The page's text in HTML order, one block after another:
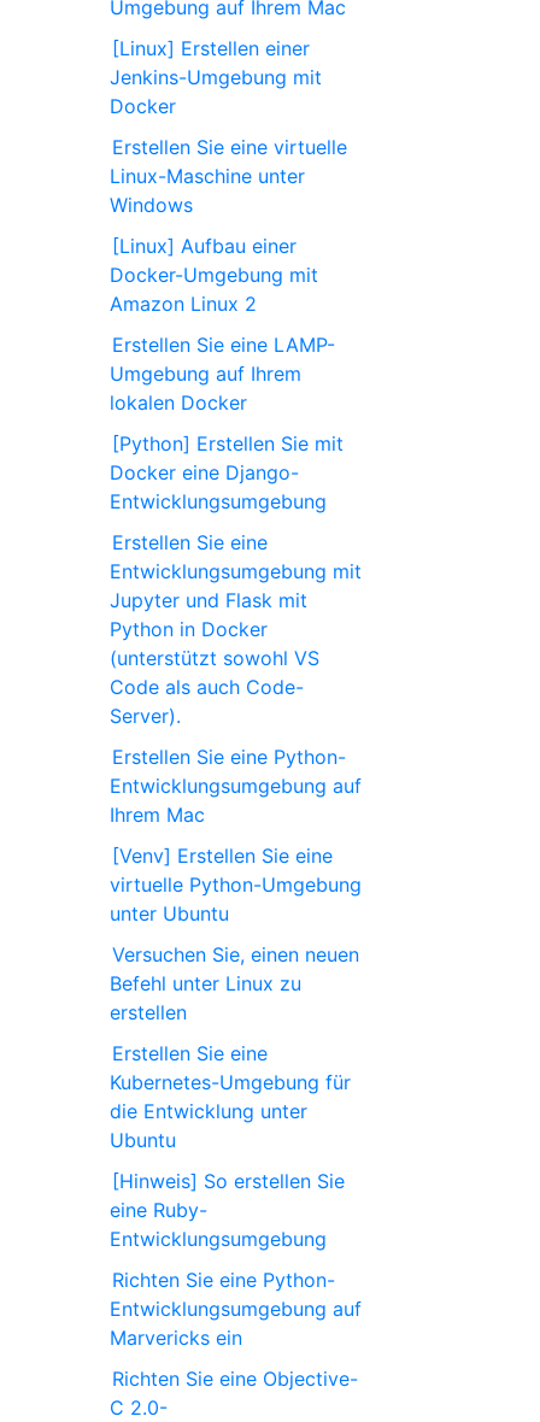
Umgebung auf Ihrem Mac
[Linux] Erstellen einer
Jenkins-Umgebung mit
Docker
Erstellen Sie eine virtuelle
Linux-Maschine unter
Windows
[Linux] Aufbau einer
Docker-Umgebung mit
Amazon Linux 2
Erstellen Sie eine LAMP-
Umgebung auf Ihrem
lokalen Docker
[Python] Erstellen Sie mit
Docker eine Django-
Entwicklungsumgebung
Erstellen Sie eine
Entwicklungsumgebung mit
Jupyter und Flask mit
Python in Docker
(unterstützt sowohl VS
Code als auch Code-
Server).
Erstellen Sie eine Python-
Entwicklungsumgebung auf
Ihrem Mac
[Venv] Erstellen Sie eine
virtuelle Python-Umgebung
unter Ubuntu
Versuchen Sie, einen neuen
Befehl unter Linux zu
erstellen
Erstellen Sie eine
Kubernetes-Umgebung für
die Entwicklung unter
Ubuntu
[Hinweis] So erstellen Sie
eine Ruby-
Entwicklungsumgebung
Richten Sie eine Python-
Entwicklungsumgebung auf
Marvericks ein
Richten Sie eine Objective-
C 2.0-